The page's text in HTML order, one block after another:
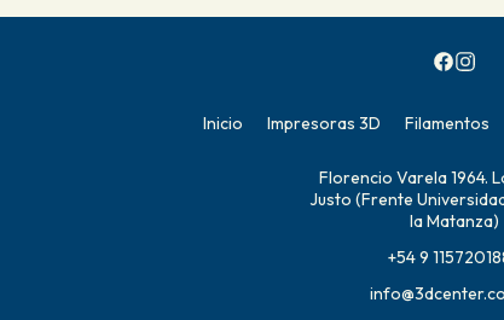
Inicio Impresoras 3D Filamentos
Florencio Varela 1964.
Justo (Frente
la Matanza)
+54 9